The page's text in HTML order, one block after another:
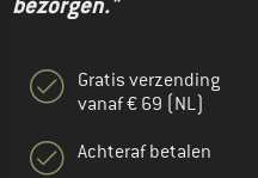
Gratis verzending
vanaf € 69 (NL)
Achteraf betalen